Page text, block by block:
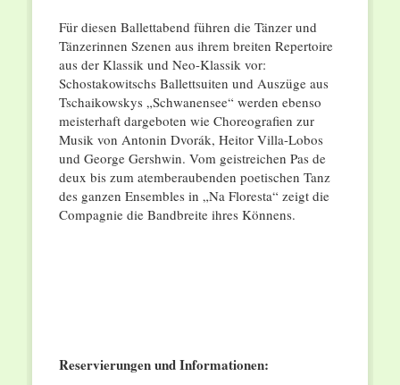
Für diesen Ballettabend führen die Tänzer und
Tänzerinnen Szenen aus ihrem breiten Repertoire
aus der Klassik und Neo-Klassik vor:
Schostakowitschs Ballettsuiten und Auszüge aus
Tschaikowskys „Schwanensee“ werden ebenso
meisterhaft dargeboten wie Choreografien zur
Musik von Antonin Dvorák, Heitor Villa-Lobos
und George Gershwin. Vom geistreichen Pas de
deux bis zum atemberaubenden poetischen Tanz
des ganzen Ensembles in „Na Floresta“ zeigt die
Compagnie die Bandbreite ihres Könnens.
Reservierungen und Informationen: